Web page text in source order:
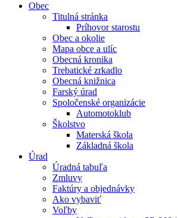
Obec
Titulná stránka
Príhovor starostu
Obec a okolie
Mapa obce a ulíc
Obecná kronika
Trebatické zrkadlo
Obecná knižnica
Farský úrad
Spoločenské organizácie
Automotoklub
Školstvo
Materská škola
Základná škola
Úrad
Úradná tabuľa
Zmluvy
Faktúry a objednávky
Ako vybaviť
Voľby